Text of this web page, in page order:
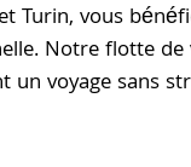
Turin, vous
Notre flotte
voyage sans